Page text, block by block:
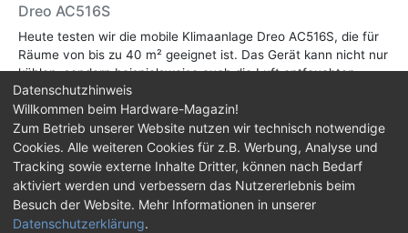
Dreo AC516S
Heute testen wir die mobile Klimaanlage Dreo AC516S, die für
Räume von bis zu 40 m² geeignet ist. Das Gerät kann nicht nur
kühlen, sondern beispielsweise auch die Luft entfeuchten.
Mehr dazu im Test.
Impressum |Kontakt|Jobs |Datenschutz|
Consent‑Einstellungen|Haftungsausschluss
Feed Facebook YouTube
Datenschutzhinweis
Willkommen beim Hardware-Magazin!
Zum Betrieb unserer Website nutzen wir technisch notwendige
Cookies. Alle weiteren Cookies für z.B. Werbung, Analyse und
Tracking sowie externe Inhalte Dritter, können nach Bedarf
aktiviert werden und verbessern das Nutzererlebnis beim
Besuch der Website. Mehr Informationen in unserer
Datenschutzerklärung.